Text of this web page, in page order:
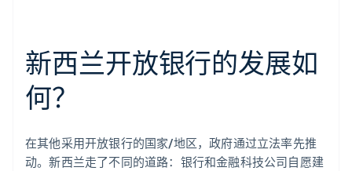
新西兰开放银行的发展如
何？
在其他采用开放银行的国家/地区，政府通过立法率先推
动。新西兰走了不同的道路：银行和金融科技公司自愿建